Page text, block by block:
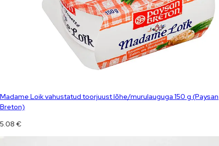
Madame Loik vahustatud toorjuust lõhe/murulauguga 150 g (Paysan
Breton)
5.08 €